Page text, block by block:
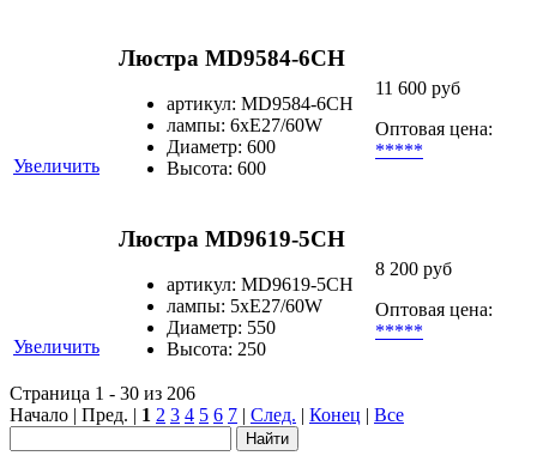
Увеличить
Люстра MD9584-6CH
артикул: MD9584-6CH
лампы: 6xE27/60W
Диаметр: 600
Высота: 600
11 600 руб
Оптовая цена:
*****
Увеличить
Люстра MD9619-5CH
артикул: MD9619-5CH
лампы: 5хЕ27/60W
Диаметр: 550
Высота: 250
8 200 руб
Оптовая цена:
*****
Страница 1 - 30 из 206
Начало | Пред. | 1 2 3 4 5 6 7 | След. | Конец | Все